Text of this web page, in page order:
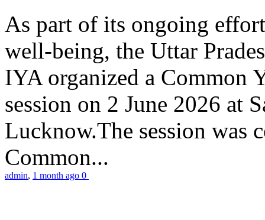
As part of its ongoing
well-being, the Uttar
IYA organized a Common
session on 2 June 2026 at
Lucknow.The session was
Common...
admin, 1 month ago 0